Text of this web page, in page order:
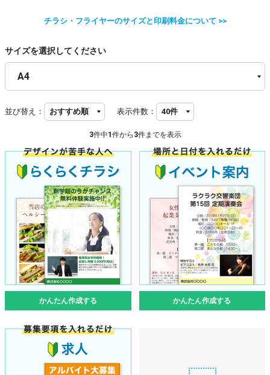
チラシ・フライヤーのサイズと印刷料金について >>
サイズを選択してください
並び替え： 表示件数：
3件中1 件から 3件までを表示
かんたん作成する かんたん作成する